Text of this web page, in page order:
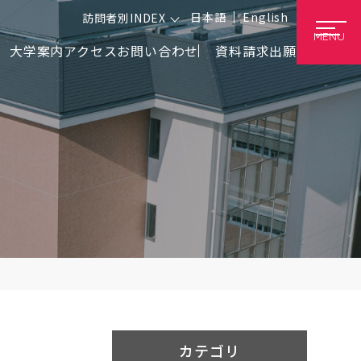
訪問者別INDEX 日本語 English
大学案内アクセスお問い合わせ 資料請求出願
MENU
カテゴリ